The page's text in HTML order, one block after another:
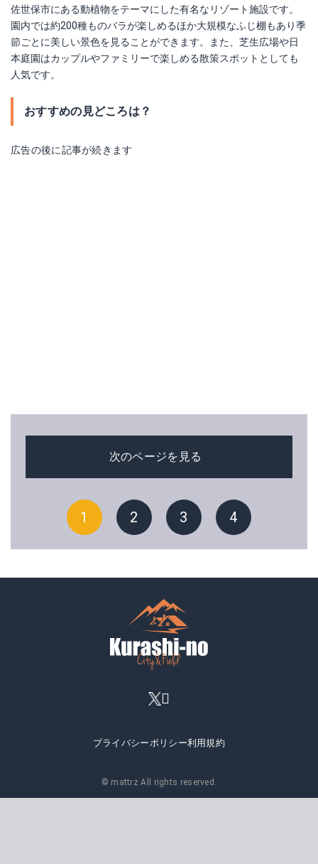
佐世保市にある動植物をテーマにした有名なリゾート施設です。
園内では約200種ものバラが楽しめるほか大規模なふじ棚もあり季
節ごとに美しい景色を見ることができます。また、芝生広場や日
本庭園はカップルやファミリーで楽しめる散策スポットとしても
人気です。
おすすめの見どころは？
広告の後に記事が続きます
次のページを見る
1 2 3 4
プライバシーポリシー利用規約
© mattrz All rights reserved.